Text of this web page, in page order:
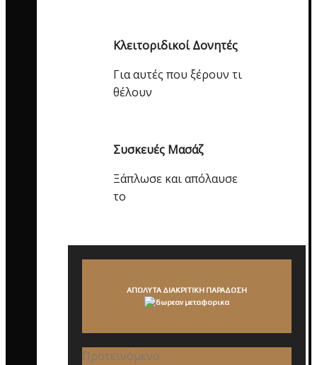
Κλειτοριδικοί Δονητές
Για αυτές που ξέρουν τι
θέλουν
Συσκευές Μασάζ
Ξάπλωσε και απόλαυσε
το
ΑΠΟΛΥΤΑ ΔΙΑΚΡΙΤΙΚΗ ΠΑΡΑΔΟΣΗ
Προτεινόμενο